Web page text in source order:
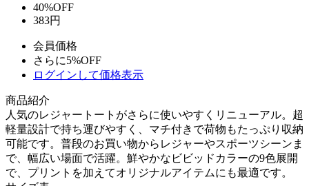
40%OFF
383円
会員価格
さらに5%OFF
ログインして価格表示
商品紹介
人気のレジャートートがさらに使いやすくリニューアル。超
軽量設計で持ち運びやすく、マチ付きで荷物もたっぷり収納
可能です。普段のお買い物からレジャーやスポーツシーンま
で、幅広い場面で活躍。鮮やかなビビッドカラーの9色展開
で、プリントを加えてオリジナルアイテムにも最適です。